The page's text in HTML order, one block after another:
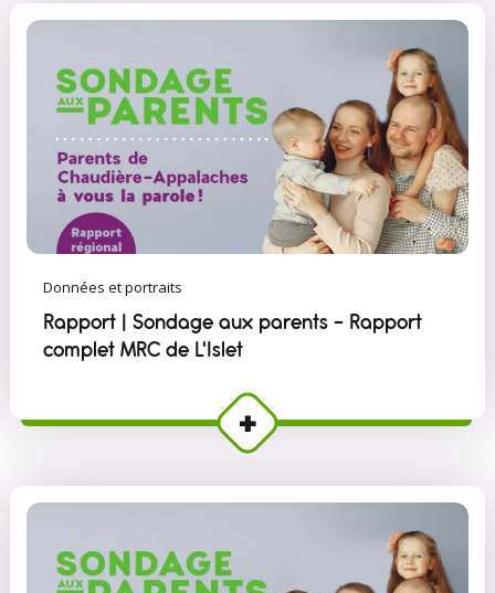
Données et portraits
Rapport | Sondage aux parents - Rapport
complet MRC de L'Islet